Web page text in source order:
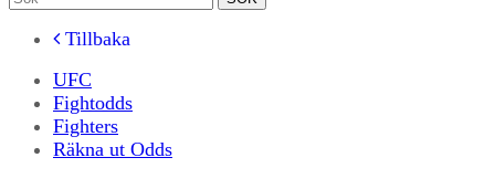
Tillbaka
UFC
Fightodds
Fighters
Räkna ut Odds